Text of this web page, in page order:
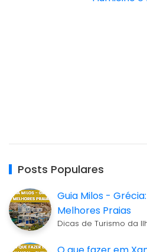
Posts Populares
Guia Milos -
Melhores Praias
Dicas de Turismo da